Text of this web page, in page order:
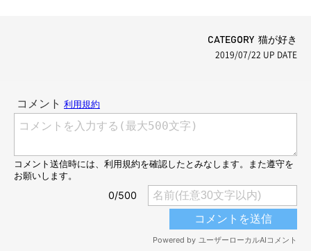
CATEGORY 猫が好き
2019/07/22 UP DATE